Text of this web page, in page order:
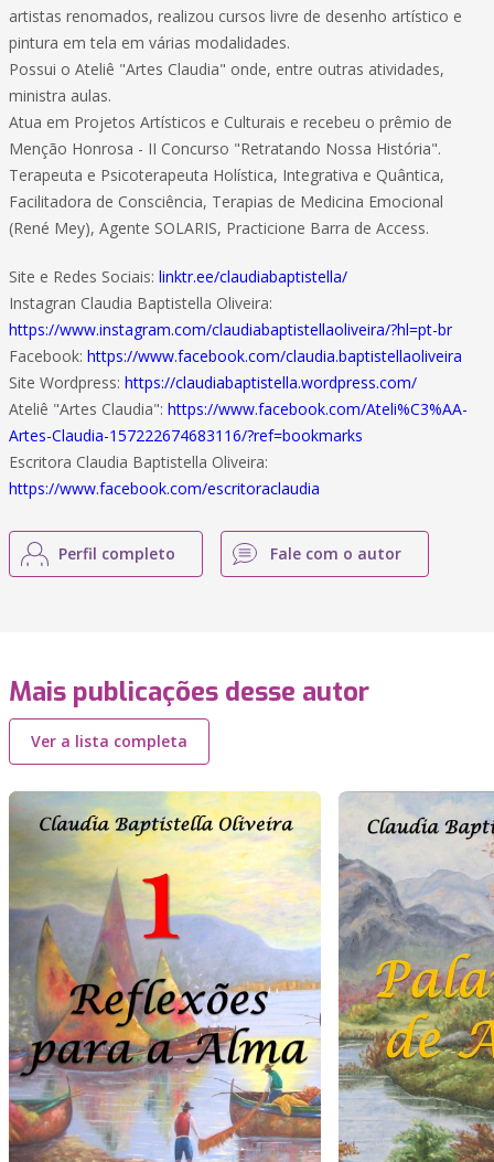
artistas renomados, realizou cursos livre de desenho artístico e
pintura em tela em várias modalidades.
Possui o Ateliê "Artes Claudia" onde, entre outras atividades,
ministra aulas.
Atua em Projetos Artísticos e Culturais e recebeu o prêmio de
Menção Honrosa - II Concurso "Retratando Nossa História".
Terapeuta e Psicoterapeuta Holística, Integrativa e Quântica,
Facilitadora de Consciência, Terapias de Medicina Emocional
(René Mey), Agente SOLARIS, Practicione Barra de Access.
Site e Redes Sociais: linktr.ee/claudiabaptistella/
Instagran Claudia Baptistella Oliveira:
https://www.instagram.com/claudiabaptistellaoliveira/?hl=pt-br
Facebook: https://www.facebook.com/claudia.baptistellaoliveira
Site Wordpress: https://claudiabaptistella.wordpress.com/
Ateliê "Artes Claudia": https://www.facebook.com/Ateli%C3%AA-
Artes-Claudia-157222674683116/?ref=bookmarks
Escritora Claudia Baptistella Oliveira:
https://www.facebook.com/escritoraclaudia
Perfil completo Fale com o autor
Mais publicações desse autor
Ver a lista completa